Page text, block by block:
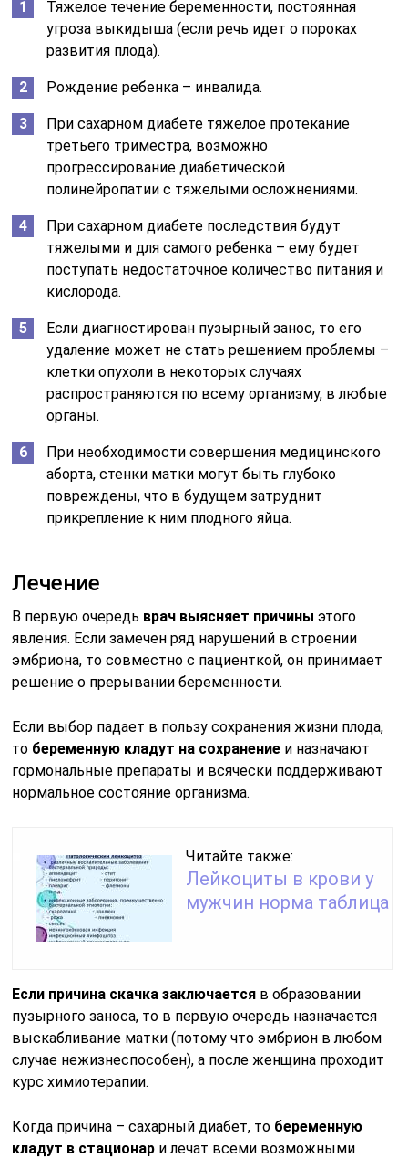
Тяжелое течение беременности, постоянная
угроза выкидыша (если речь идет о пороках
развития плода).
Рождение ребенка – инвалида.
При сахарном диабете тяжелое протекание
третьего триместра, возможно
прогрессирование диабетической
полинейропатии с тяжелыми осложнениями.
При сахарном диабете последствия будут
тяжелыми и для самого ребенка – ему будет
поступать недостаточное количество питания и
кислорода.
Если диагностирован пузырный занос, то его
удаление может не стать решением проблемы –
клетки опухоли в некоторых случаях
распространяются по всему организму, в любые
органы.
При необходимости совершения медицинского
аборта, стенки матки могут быть глубоко
повреждены, что в будущем затруднит
прикрепление к ним плодного яйца.
Лечение
В первую очередь врач выясняет причины этого
явления. Если замечен ряд нарушений в строении
эмбриона, то совместно с пациенткой, он принимает
решение о прерывании беременности.
Если выбор падает в пользу сохранения жизни плода,
то беременную кладут на сохранение и назначают
гормональные препараты и всячески поддерживают
нормальное состояние организма.
Читайте также:
Лейкоциты в крови у
мужчин норма таблица
Если причина скачка заключается в образовании
пузырного заноса, то в первую очередь назначается
выскабливание матки (потому что эмбрион в любом
случае нежизнеспособен), а после женщина проходит
курс химиотерапии.
Когда причина – сахарный диабет, то беременную
кладут в стационар и лечат всеми возможными